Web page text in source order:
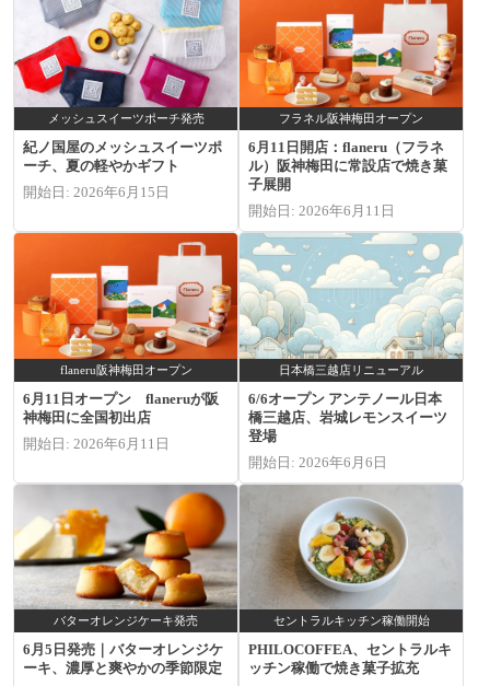
メッシュスイーツポーチ発売
紀ノ国屋のメッシュスイーツポ
ーチ、夏の軽やかギフト
開始日: 2026年6月15日
フラネル阪神梅田オープン
6月11日開店：flaneru（フラネ
ル）阪神梅田に常設店で焼き菓
子展開
開始日: 2026年6月11日
flaneru阪神梅田オープン
6月11日オープン flaneruが阪
神梅田に全国初出店
開始日: 2026年6月11日
日本橋三越店リニューアル
6/6オープン アンテノール日本
橋三越店、岩城レモンスイーツ
登場
開始日: 2026年6月6日
バターオレンジケーキ発売
6月5日発売｜バターオレンジケ
ーキ、濃厚と爽やかの季節限定
セントラルキッチン稼働開始
PHILOCOFFEA、セントラルキ
ッチン稼働で焼き菓子拡充